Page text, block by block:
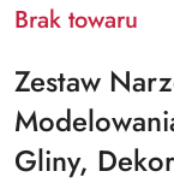
Brak towaru
Zestaw
Gliny,